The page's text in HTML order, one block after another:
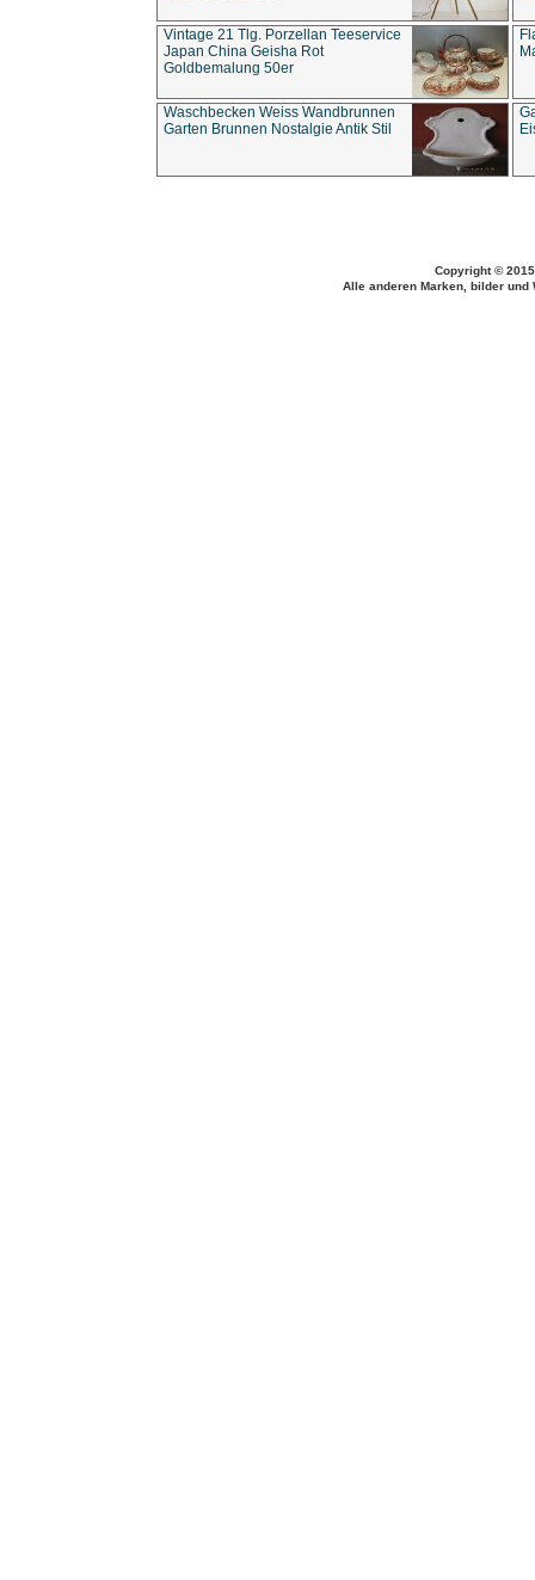
Vintage 21 Tlg. Porzellan Teeservice
Japan China Geisha Rot
Goldbemalung 50er
Waschbecken Weiss Wandbrunnen
Garten Brunnen Nostalgie Antik Stil
Copyright ©
Alle anderen Marken, bilder und